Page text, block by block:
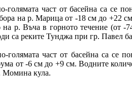
част от басейна са се
на р. Марица от -18 см до +22
р. Въча в горното течение (от
са реките Тунджа при гр. Павел
част от басейна са се
от -6 см до +9 см. Водните
Момина кула.